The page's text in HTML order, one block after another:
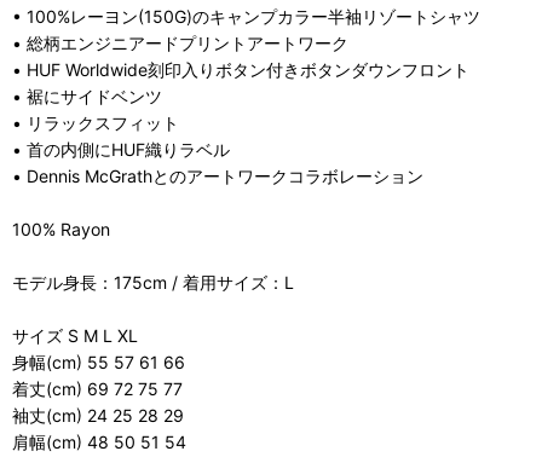
• 100%レーヨン(150G)のキャンプカラー半袖リゾートシャツ
• 総柄エンジニアードプリントアートワーク
• HUF Worldwide刻印入りボタン付きボタンダウンフロント
• 裾にサイドベンツ
• リラックスフィット
• 首の内側にHUF織りラベル
• Dennis McGrathとのアートワークコラボレーション
100% Rayon
モデル身長：175cm / 着用サイズ：L
サイズ S M L XL
身幅(cm) 55 57 61 66
着丈(cm) 69 72 75 77
袖丈(cm) 24 25 28 29
肩幅(cm) 48 50 51 54